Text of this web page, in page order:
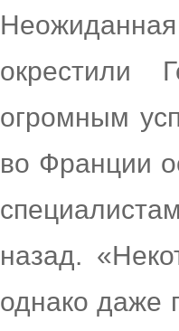
окрестили
огромным
во Франции
назад.
однако даже